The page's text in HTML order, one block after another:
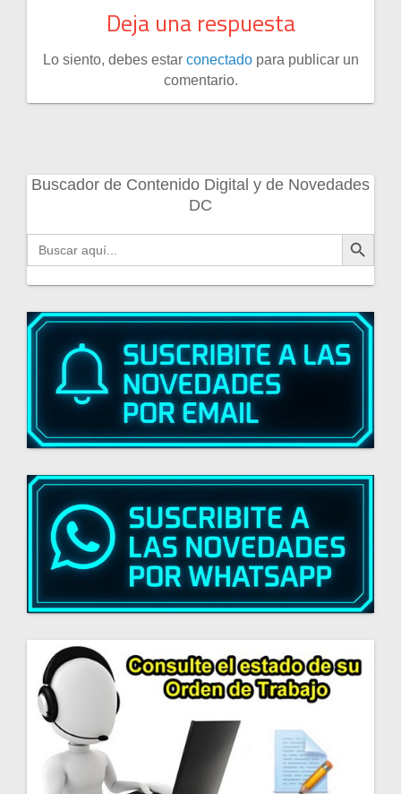
Deja una respuesta
Lo siento, debes estar conectadopara publicar un
comentario.
Buscador de Contenido Digital y de Novedades
DC
Buscar: Botón de búsqueda